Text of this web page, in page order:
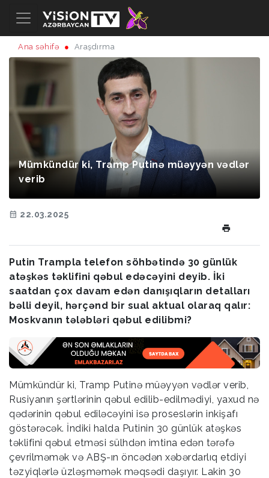
Ana səhifə Araşdırma
Mümkündür ki, Tramp Putinə müəyyən vədlər
verib
22.03.2025
Putin Trampla telefon söhbətində 30 günlük
atəşkəs təklifini qəbul edəcəyini deyib. İki
saatdan çox davam edən danışıqların detalları
bəlli deyil, hərçənd bir sual aktual olaraq qalır:
Moskvanın tələbləri qəbul edilibmi?
Mümkündür ki, Tramp Putinə müəyyən vədlər verib,
Rusiyanın şərtlərinin qəbul edilib-edilmədiyi, yaxud nə
qədərinin qəbul ediləcəyini isə proseslərin inkişafı
göstərəcək. İndiki halda Putinin 30 günlük atəşkəs
təklifini qəbul etməsi sülhdən imtina edən tərəfə
çevrilməmək və ABŞ-ın öncədən xəbərdarlıq etdiyi
təzyiqlərlə üzləşməmək məqsədi daşıyır. Lakin 30